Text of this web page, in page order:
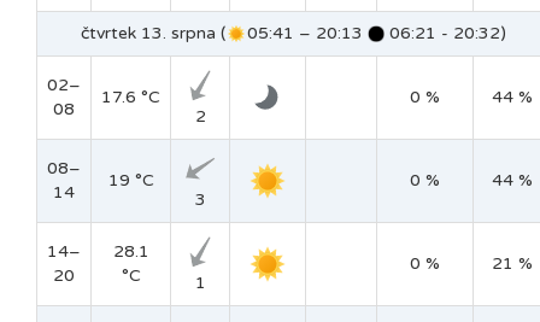
čtvrtek 13. srpna ( 05:41 – 20:13 06:21 - 20:32)
02–
08
17.6 °C
2
0 % 44 %
08–
14
19 °C
3
0 % 44 %
14–
20
28.1
°C
1
0 % 21 %